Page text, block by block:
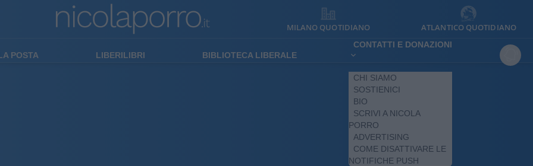
MILANO QUOTIDIANO ATLANTICO QUOTIDIANO
POSTA LIBERILIBRI BIBLIOTECA LIBERALE
CONTATTI E DONAZIONI
CHI SIAMO
SOSTIENICI
BIO
SCRIVI A NICOLA
PORRO
ADVERTISING
COME DISATTIVARE LE
NOTIFICHE PUSH